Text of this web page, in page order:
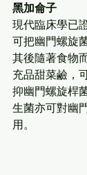
黑加侖子
現代臨床學已
可把幽門螺旋
其後隨著食物
充品甜菜鹼，
抑幽門螺旋桿
生菌亦可對幽
用。